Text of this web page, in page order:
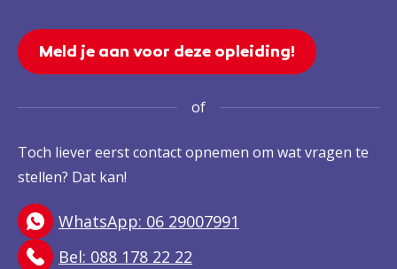
Meld je aan voor deze opleiding!
of
Toch liever eerst contact opnemen om wat vragen te
stellen? Dat kan!
WhatsApp: 06 29007991
Bel: 088 178 22 22